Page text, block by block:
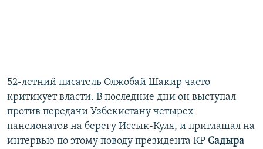
52-летний писатель Олжобай Шакир часто
критикует власти. В последние дни он выступал
против передачи Узбекистану четырех
пансионатов на берегу Иссык-Куля, и приглашал на
интервью по этому поводу президента КР Садыра